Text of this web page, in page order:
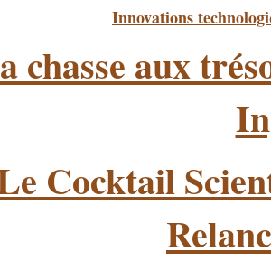
Innovations
chasse aux
Cocktail